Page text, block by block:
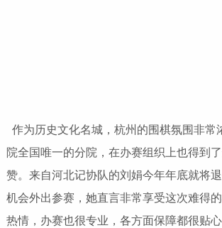
作为历史文化名城，杭州的围棋氛围非常
院全国唯一的分院，在办赛组织上也得到
赞。来自河北记协队的刘娟今年年底就将
机会外出参赛，她直言非常享受这次难得
热情，办赛也很专业，各方面保障都很贴